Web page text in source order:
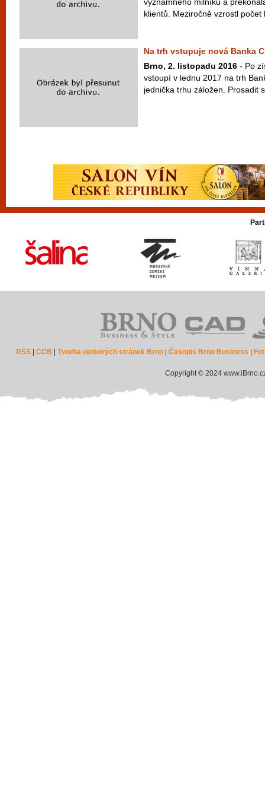
klientů. Meziročně vzrostl
Na trh vstupuje nová Banka
Brno, 2. listopadu 2016 - Po
vstoupí v lednu 2017 na trh
jednička trhu záložen. Prosadit
RSS |CCB |Tvorba webových stránek Brno |Časopis Brno Business
Copyright © 2024